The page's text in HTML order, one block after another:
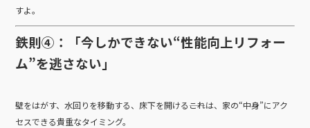
すよ。
鉄則④：「今しかできない“性能向上リフォー
ム”を逃さない」
壁をはがす、水回りを移動する、床下を開ける――これは、家の“中身”にアク
セスできる貴重なタイミング。